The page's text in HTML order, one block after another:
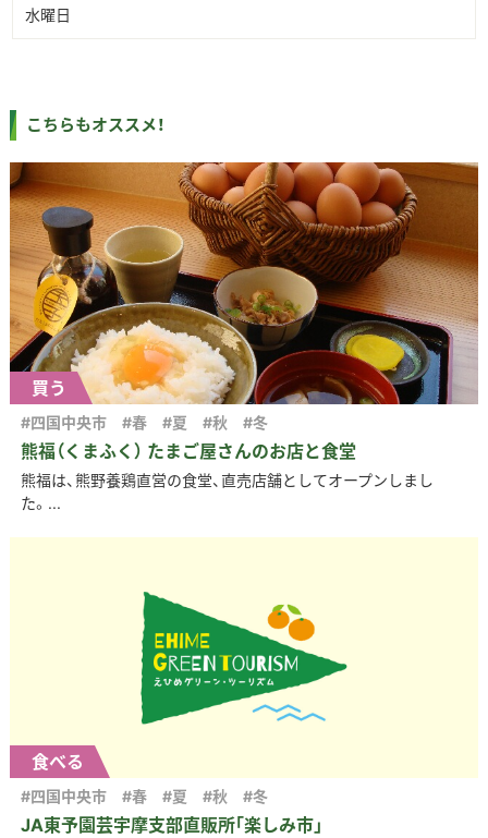
水曜日
こちらもオススメ！
買う
熊福（くまふく） たまご屋さんのお店と食堂
#四国中央市 #春 #夏 #秋 #冬
熊福は、熊野養鶏直営の食堂、直売店舗としてオープンしまし
た。...
食べる
JA東予園芸宇摩支部直販所｢楽しみ市」
#四国中央市 #春 #夏 #秋 #冬